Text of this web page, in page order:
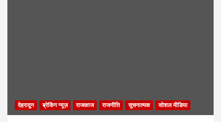
देहरादून ब्रेकिंग न्यूज़ राजकाज राजनीति सूचनात्मक सोशल मीडिया